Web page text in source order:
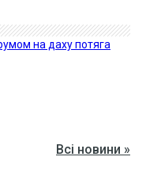
на даху потяга
Всі новини »